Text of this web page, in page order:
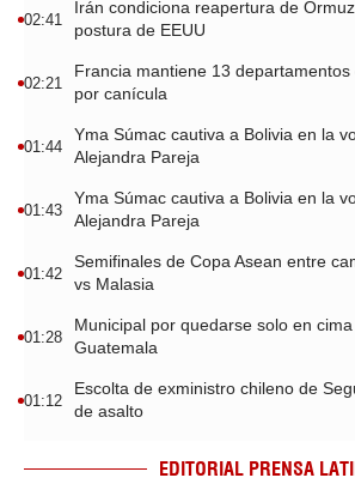
02:41
Irán condiciona reapertura de
postura de EEUU
02:21
Francia mantiene 13
por canícula
01:44
Yma Súmac cautiva a Bolivia en la
Alejandra Pareja
01:43
Yma Súmac cautiva a Bolivia en la
Alejandra Pareja
01:42
Semifinales de Copa Asean entre
vs Malasia
01:28
Municipal por quedarse solo en
Guatemala
01:12
Escolta de exministro chileno de
de asalto
EDITORIAL PRENSA